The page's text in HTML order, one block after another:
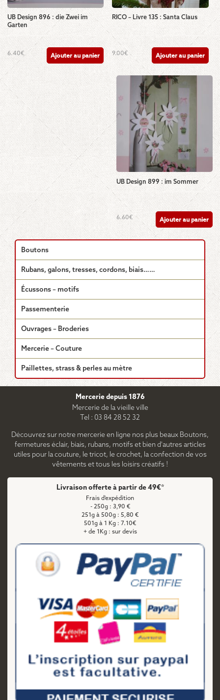
UB Design 896 : die Zwei im
Garten
6.40€ Ajouter au panier
RICO – Livre 135 : Santa Claus
9.00€ Ajouter au panier
UB Design 899 : im Sommer
6.60€ Ajouter au panier
Boutons
Rubans, galons, tresses, cordons, biais……
Écussons – motifs
Passementerie
Ouvrages – Broderies
Mercerie – Couture
Paillettes, strass & perles au mètre
Mercerie depuis 1876
Mercerie de la vieille ville
Tel : 03 84 28 52 32
Découvrez sur notre mercerie en ligne nos plus beaux Boutons,
fermetures éclair, biais, rubans, motifs et bien d'autres articles
utiles pour la couture, le tricot, le crochet, la confection de vos
vêtements et tous les loisirs créatifs !
Livraison offerte à partir de 49€*
Frais d'expédition
- 250g : 3,90 €
251g à 500g : 5,80 €
501g à 1 Kg : 7.10€
+ de 1Kg : sur devis